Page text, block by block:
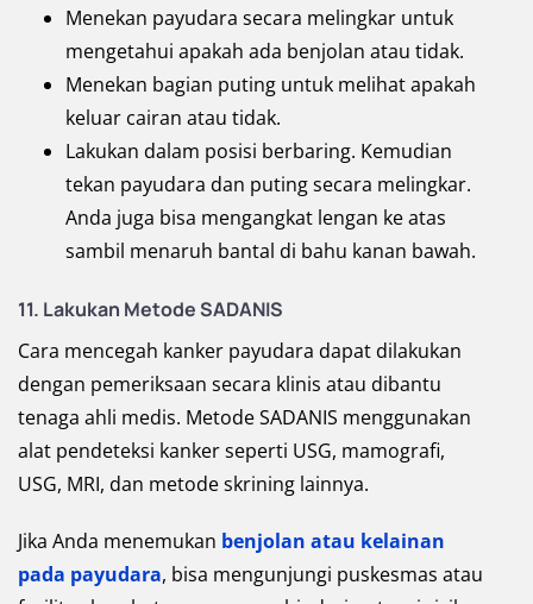
Menekan payudara secara melingkar untuk
mengetahui apakah ada benjolan atau tidak.
Menekan bagian puting untuk melihat apakah
keluar cairan atau tidak.
Lakukan dalam posisi berbaring. Kemudian
tekan payudara dan puting secara melingkar.
Anda juga bisa mengangkat lengan ke atas
sambil menaruh bantal di bahu kanan bawah.
11. Lakukan Metode SADANIS
Cara mencegah kanker payudara dapat dilakukan
dengan pemeriksaan secara klinis atau dibantu
tenaga ahli medis. Metode SADANIS menggunakan
alat pendeteksi kanker seperti USG, mamografi,
USG, MRI, dan metode skrining lainnya.
Jika Anda menemukan benjolan atau kelainan
pada payudara, bisa mengunjungi puskesmas atau